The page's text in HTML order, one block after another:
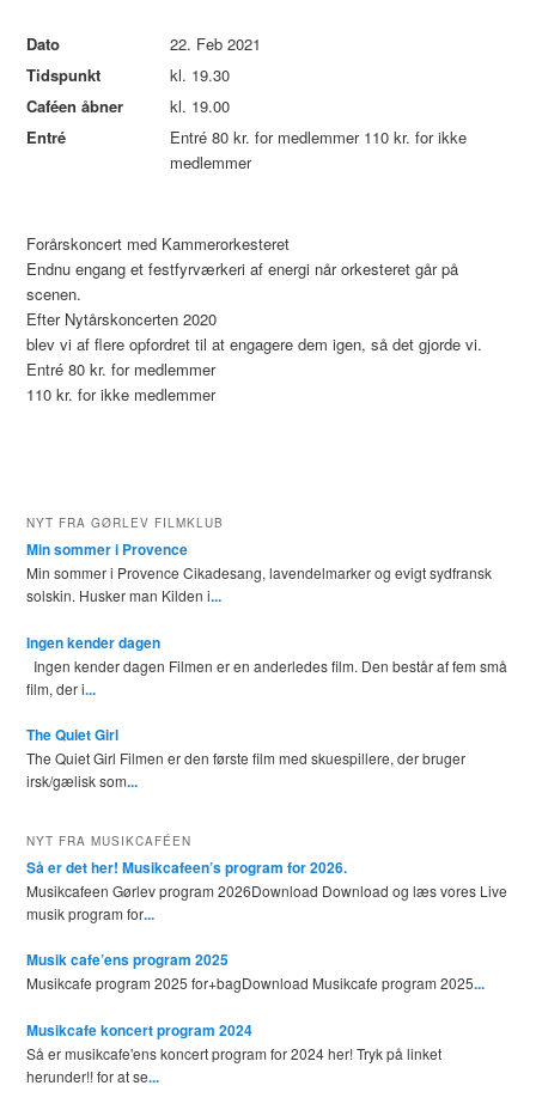
Dato
22. Feb 2021
Tidspunkt
kl. 19.30
Caféen åbner
kl. 19.00
Entré
Entré 80 kr. for medlemmer 110 kr. for ikke
medlemmer
Forårskoncert med Kammerorkesteret
Endnu engang et festfyrværkeri af energi når orkesteret går på
scenen.
Efter Nytårskoncerten 2020
blev vi af flere opfordret til at engagere dem igen, så det gjorde vi.
Entré 80 kr. for medlemmer
110 kr. for ikke medlemmer
NYT FRA GØRLEV FILMKLUB
Min sommer i Provence
Min sommer i Provence Cikadesang, lavendelmarker og evigt sydfransk
solskin. Husker man Kilden i...
Ingen kender dagen
Ingen kender dagen Filmen er en anderledes film. Den består af fem små
film, der i...
The Quiet Girl
The Quiet Girl Filmen er den første film med skuespillere, der bruger
irsk/gælisk som...
NYT FRA MUSIKCAFÉEN
Så er det her! Musikcafeen’s program for 2026.
Musikcafeen Gørlev program 2026Download Download og læs vores Live
musik program for...
Musik cafe’ens program 2025
Musikcafe program 2025 for+bagDownload Musikcafe program 2025...
Musikcafe koncert program 2024
Så er musikcafe'ens koncert program for 2024 her! Tryk på linket
herunder!! for at se...